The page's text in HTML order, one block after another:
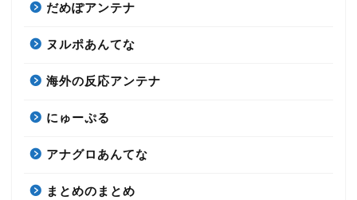
だめぽアンテナ
ヌルポあんてな
海外の反応アンテナ
にゅーぷる
アナグロあんてな
まとめのまとめ